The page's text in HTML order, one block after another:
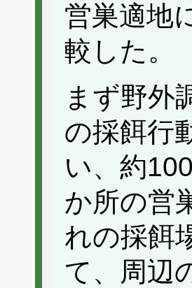
営巣適地
較した。
まず野外
の採餌行
い、約
か所の営
れの採餌
て、周辺